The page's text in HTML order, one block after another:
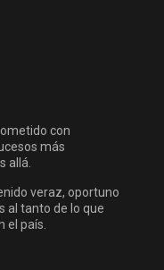
con
más
allá.
veraz, oportuno
al tanto de lo que
el país.